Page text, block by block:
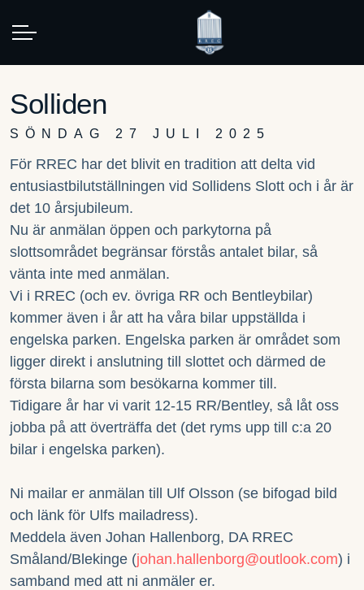
Solliden
SÖNDAG 27 JULI 2025
För RREC har det blivit en tradition att delta vid
entusiastbilutställningen vid Sollidens Slott och i år är
det 10 årsjubileum.
Nu är anmälan öppen och parkytorna på
slottsområdet begränsar förstås antalet bilar, så
vänta inte med anmälan.
Vi i RREC (och ev. övriga RR och Bentleybilar)
kommer även i år att ha våra bilar uppställda i
engelska parken. Engelska parken är området som
ligger direkt i anslutning till slottet och därmed de
första bilarna som besökarna kommer till.
Tidigare år har vi varit 12-15 RR/Bentley, så låt oss
jobba på att överträffa det (det ryms upp till c:a 20
bilar i engelska parken).
Ni mailar er anmälan till Ulf Olsson (se bifogad bild
och länk för Ulfs mailadress).
Meddela även Johan Hallenborg, DA RREC
Småland/Blekinge (johan.hallenborg@outlook.com) i
samband med att ni anmäler er.